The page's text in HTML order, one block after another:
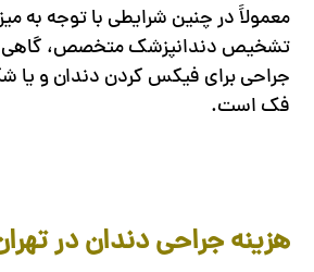
معمولاً در چنین شرایطی با توجه به
تشخیص دندانپزشک متخصص، گاهی
جراحی برای فیکس کردن دندان و یا
فک است.
هزینه جراحی دندان در